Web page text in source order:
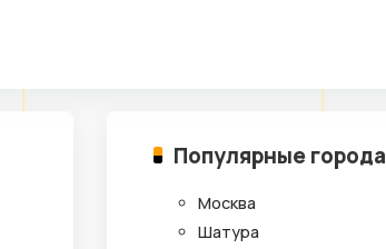
Популярные города
Москва
Шатура